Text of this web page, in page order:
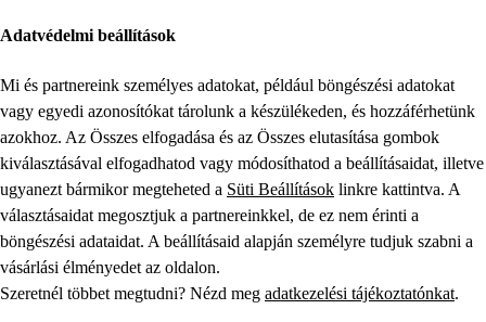
Adatvédelmi beállítások
Mi és partnereink személyes adatokat, például böngészési adatokat
vagy egyedi azonosítókat tárolunk a készülékeden, és hozzáférhetünk
azokhoz. Az Összes elfogadása és az Összes elutasítása gombok
kiválasztásával elfogadhatod vagy módosíthatod a beállításaidat, illetve
ugyanezt bármikor megteheted a Süti Beállítások linkre kattintva. A
választásaidat megosztjuk a partnereinkkel, de ez nem érinti a
böngészési adataidat. A beállításaid alapján személyre tudjuk szabni a
vásárlási élményedet az oldalon.
Szeretnél többet megtudni? Nézd meg adatkezelési tájékoztatónkat.